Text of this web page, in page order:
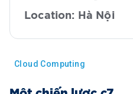
Location:
Hà Nội
Cloud Computing